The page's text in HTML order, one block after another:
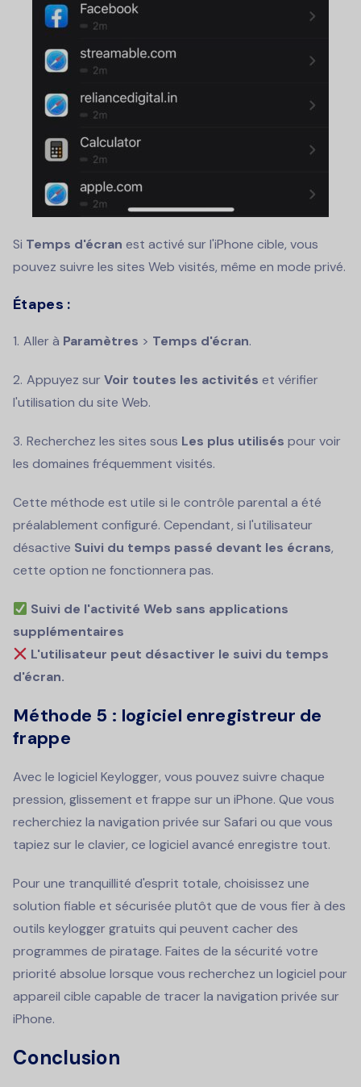
Si Temps d'écran est activé sur l'iPhone cible, vous
pouvez suivre les sites Web visités, même en mode privé.
Étapes :
Aller à Paramètres > Temps d'écran.
Appuyez surVoir toutes les activités et vérifier
l'utilisation du site Web.
Recherchez les sites sous Les plus utilisés pour voir
les domaines fréquemment visités.
Cette méthode est utile si le contrôle parental a été
préalablement configuré. Cependant, si l'utilisateur
désactive Suivi du temps passé devant les écrans,
cette option ne fonctionnera pas.
Suivi de l'activité Web sans applications
supplémentaires
L'utilisateur peut désactiver le suivi du temps
d'écran.
Méthode 5 : logiciel enregistreur de
frappe
Avec le logiciel Keylogger, vous pouvez suivre chaque
pression, glissement et frappe sur un iPhone. Que vous
recherchiez la navigation privée sur Safari ou que vous
tapiez sur le clavier, ce logiciel avancé enregistre tout.
Pour une tranquillité d'esprit totale, choisissez une
solution fiable et sécurisée plutôt que de vous fier à des
outils keylogger gratuits qui peuvent cacher des
programmes de piratage. Faites de la sécurité votre
priorité absolue lorsque vous recherchez un logiciel pour
appareil cible capable de tracer la navigation privée sur
iPhone.
Conclusion